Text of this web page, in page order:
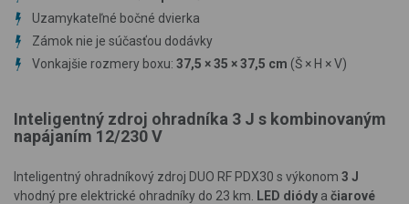
Uzamykateľné bočné dvierka
Zámok nie je súčasťou dodávky
Vonkajšie rozmery boxu: 37,5 ×35 ×37,5 cm (Š × H × V)
Inteligentný zdroj ohradníka 3 J s kombinovaným
napájaním 12/230 V
Inteligentný ohradníkový zdroj DUO RF PDX30 s výkonom 3 J
vhodný pre elektrické ohradníky do 23 km.
LED diódy a čiarové